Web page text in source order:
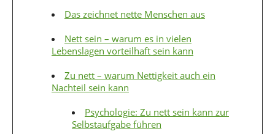
Das zeichnet nette Menschen aus
Nett sein – warum es in vielen
Lebenslagen vorteilhaft sein kann
Zu nett – warum Nettigkeit auch ein
Nachteil sein kann
Psychologie: Zu nett sein kann zur
Selbstaufgabe führen